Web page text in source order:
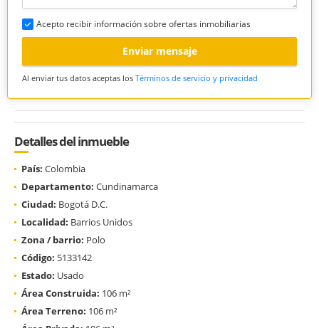
Acepto recibir información sobre ofertas inmobiliarias
Enviar mensaje
Al enviar tus datos aceptas los Términos de servicio y privacidad
Detalles del inmueble
País: Colombia
Departamento: Cundinamarca
Ciudad: Bogotá D.C.
Localidad: Barrios Unidos
Zona / barrio: Polo
Código: 5133142
Estado: Usado
Área Construida: 106 m²
Área Terreno: 106 m²